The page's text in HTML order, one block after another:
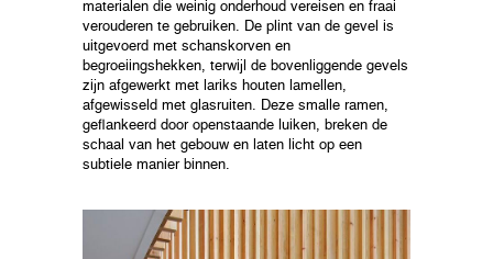
materialen die weinig onderhoud vereisen en fraai
verouderen te gebruiken. De plint van de gevel is
uitgevoerd met schanskorven en
begroeiingshekken, terwijl de bovenliggende gevels
zijn afgewerkt met lariks houten lamellen,
afgewisseld met glasruiten. Deze smalle ramen,
geflankeerd door openstaande luiken, breken de
schaal van het gebouw en laten licht op een
subtiele manier binnen.